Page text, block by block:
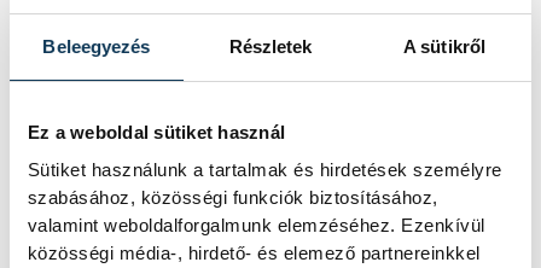
Beleegyezés Részletek A sütikről
Ez a weboldal sütiket használ
Sütiket használunk a tartalmak és hirdetések személyre
szabásához, közösségi funkciók biztosításához,
valamint weboldalforgalmunk elemzéséhez. Ezenkívül
közösségi média-, hirdető- és elemező partnereinkkel
A csoport állása alapján a veszprémiek
számára különösen fontos lehet a
pontszerzés: a bakonyiak jelenleg a
harmadik helyen állnak 14 ponttal, míg a
Nantes tizenkét egységgel az ötödik.